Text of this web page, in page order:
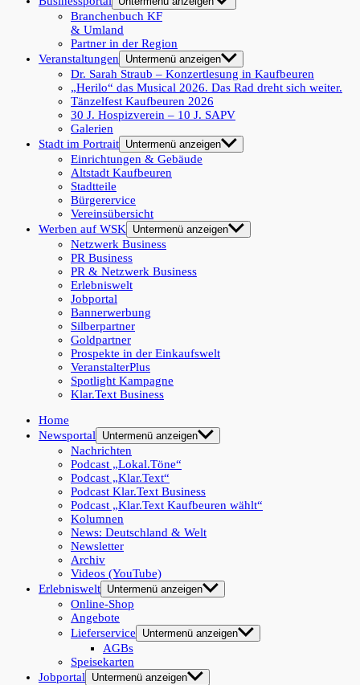
Branchenbuch KF
& Umland
Partner in der Region
Veranstaltungen
Untermenü anzeigen
Dr. Sarah Straub – Konzertlesung in Kaufbeuren
„Herilo“ das Musical 2026. Das Rad dreht sich weiter.
Tänzelfest Kaufbeuren 2026
30 J. Hospizverein – 10 J. SAPV
Galerien
Stadt im Portrait Untermenü anzeigen
Einrichtungen & Gebäude
Altstadt Kaufbeuren
Stadtteile
Bürgerervice
Vereinsübersicht
Werben auf WSK
Untermenü anzeigen
Netzwerk Business
PR Business
PR & Netzwerk Business
Erlebniswelt
Jobportal
Bannerwerbung
Silberpartner
Goldpartner
Prospekte in der Einkaufswelt
VeranstalterPlus
Spotlight Kampagne
Klar.Text Business
Home
Newsportal
Untermenü anzeigen
Nachrichten
Podcast „Lokal.Töne“
Podcast „Klar.Text“
Podcast Klar.Text Business
Podcast „Klar.Text Kaufbeuren wählt“
Kolumnen
News: Deutschland & Welt
Newsletter
Archiv
Videos (YouTube)
Erlebniswelt Untermenü anzeigen
Online-Shop
Angebote
Lieferservice
Untermenü anzeigen
AGBs
Speisekarten
Jobportal
Untermenü anzeigen